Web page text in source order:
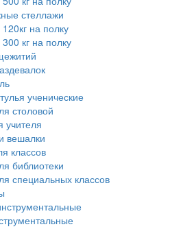
стеллажи
на полку
кг на полку
ученические
столовой
учителя
вешалки
классов
библиотеки
специальных классов